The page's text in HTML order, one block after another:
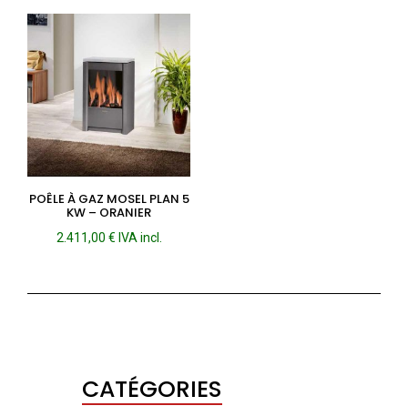
POÊLE À GAZ MOSEL PLAN 5
KW – ORANIER
2.411,00 € IVA incl.
CATÉGORIES